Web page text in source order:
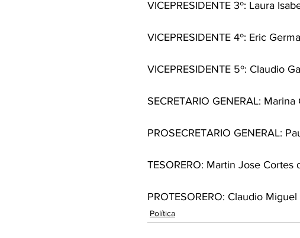
VICEPRESIDENTE 3º: Laura
VICEPRESIDENTE 4º: Eric
VICEPRESIDENTE 5º: Claudio
SECRETARIO GENERAL:
PROSECRETARIO GENERAL:
TESORERO: Martin Jose Cortes
PROTESORERO: Claudio
Política